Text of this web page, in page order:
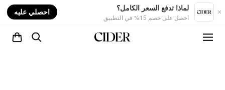
لماذا تدفع السعر الكامل؟
احصل على خصم 15% في التطبيق
احصلي عليه